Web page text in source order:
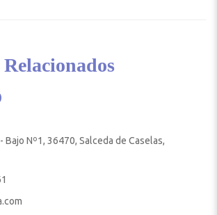
Bajo Nº1, 36470, Salceda de Caselas,